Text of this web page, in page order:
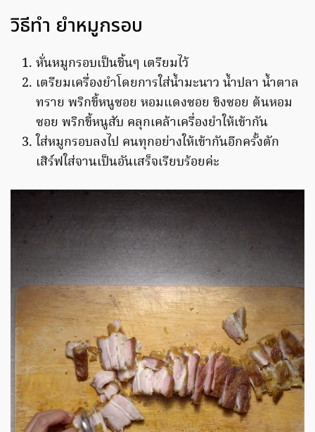
วิธีทำ ยำหมูกรอบ
หั่นหมูกรอบเป็นชิ้นๆ เตรียมไว้
เตรียมเครื่องยำโดยการใส่น้ำมะนาว น้ำปลา น้ำตาล
ทราย พริกขี้หนูซอย หอมแดงซอย ขิงซอย ต้นหอม
ซอย พริกขี้หนูสับ คลุกเคล้าเครื่องยำให้เข้ากัน
ใส่หมูกรอบลงไป คนทุกอย่างให้เข้ากันอีกครั้งตัก
เสิร์ฟใส่จานเป็นอันเสร็จเรียบร้อยค่ะ